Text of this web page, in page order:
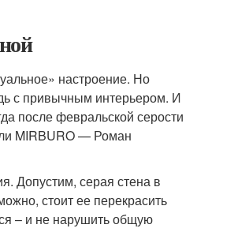
настроение. Но
с привычным интерьером. И
после февральской серости
MIRBURO — Роман
Допустим, серая стена в
стоит ее перекрасить
– и не нарушить общую